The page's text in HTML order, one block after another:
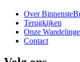
Over
Terugkijken
Onze
Contact